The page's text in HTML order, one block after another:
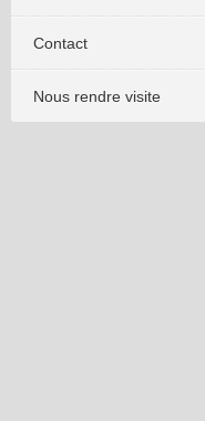
Contact
Nous rendre visite